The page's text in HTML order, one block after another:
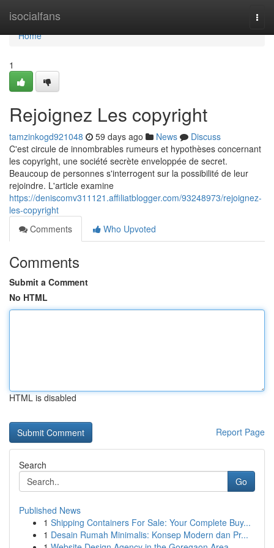
isocialfans
Home
Home
1
Rejoignez Les copyright
tamzinkogd921048 59 days ago News
Discuss
C'est circule de innombrables rumeurs et hypothèses concernant
les copyright, une société secrète enveloppée de secret.
Beaucoup de personnes s'interrogent sur la possibilité de leur
rejoindre. L'article examine
https://deniscomv311121.affiliatblogger.com/93248973/rejoignez-
les-copyright
Comments
Who Upvoted
Comments
Submit a Comment
No HTML
HTML is disabled
Report Page
Search
Go
Published News
1 Shipping Containers For Sale: Your Complete Buy...
1 Desain Rumah Minimalis: Konsep Modern dan Pr...